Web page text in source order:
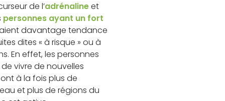
de l’adrénalineet
personnes ayant un fort
davantage tendance
dites « à risque » ou à
En effet, les personnes
vivre de nouvelles
à la fois plus de
et plus de régions du